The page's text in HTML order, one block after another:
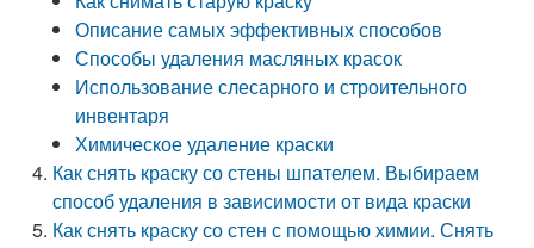
Описание самых эффективных способов
Способы удаления масляных красок
Использование слесарного и строительного
инвентаря
Химическое удаление краски
Как снять краску со стены шпателем. Выбираем
способ удаления в зависимости от вида краски
Как снять краску со стен с помощью химии. Снять